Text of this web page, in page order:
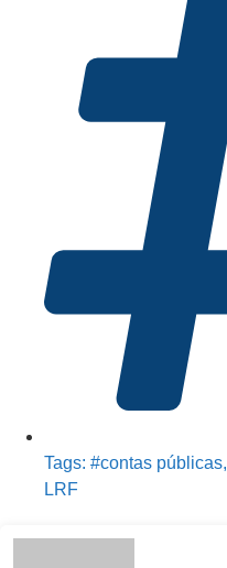
Tags: #contas públicas,
LRF